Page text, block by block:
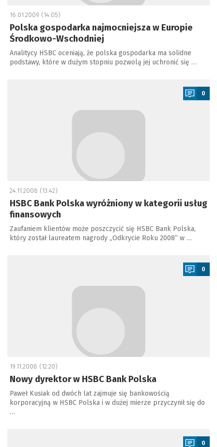
16.01.2009 (14:05)
Polska gospodarka najmocniejsza w Europie
Środkowo-Wschodniej
Analitycy HSBC oceniają, że polska gospodarka ma solidne
podstawy, które w dużym stopniu pozwolą jej uchronić się …
0
24.11.2008 (13:42)
HSBC Bank Polska wyróżniony w kategorii usług
finansowych
Zaufaniem klientów może poszczycić się HSBC Bank Polska,
który został laureatem nagrody „Odkrycie Roku 2008” w …
0
19.11.2008 (12:20)
Nowy dyrektor w HSBC Bank Polska
Paweł Kusiak od dwóch lat zajmuje się bankowością
korporacyjną w HSBC Polska i w dużej mierze przyczynił się do
…
0